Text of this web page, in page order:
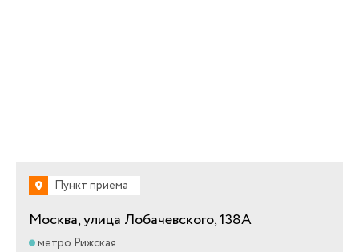
Пункт приема
Москва, улица Лобачевского, 138А
метро Рижская